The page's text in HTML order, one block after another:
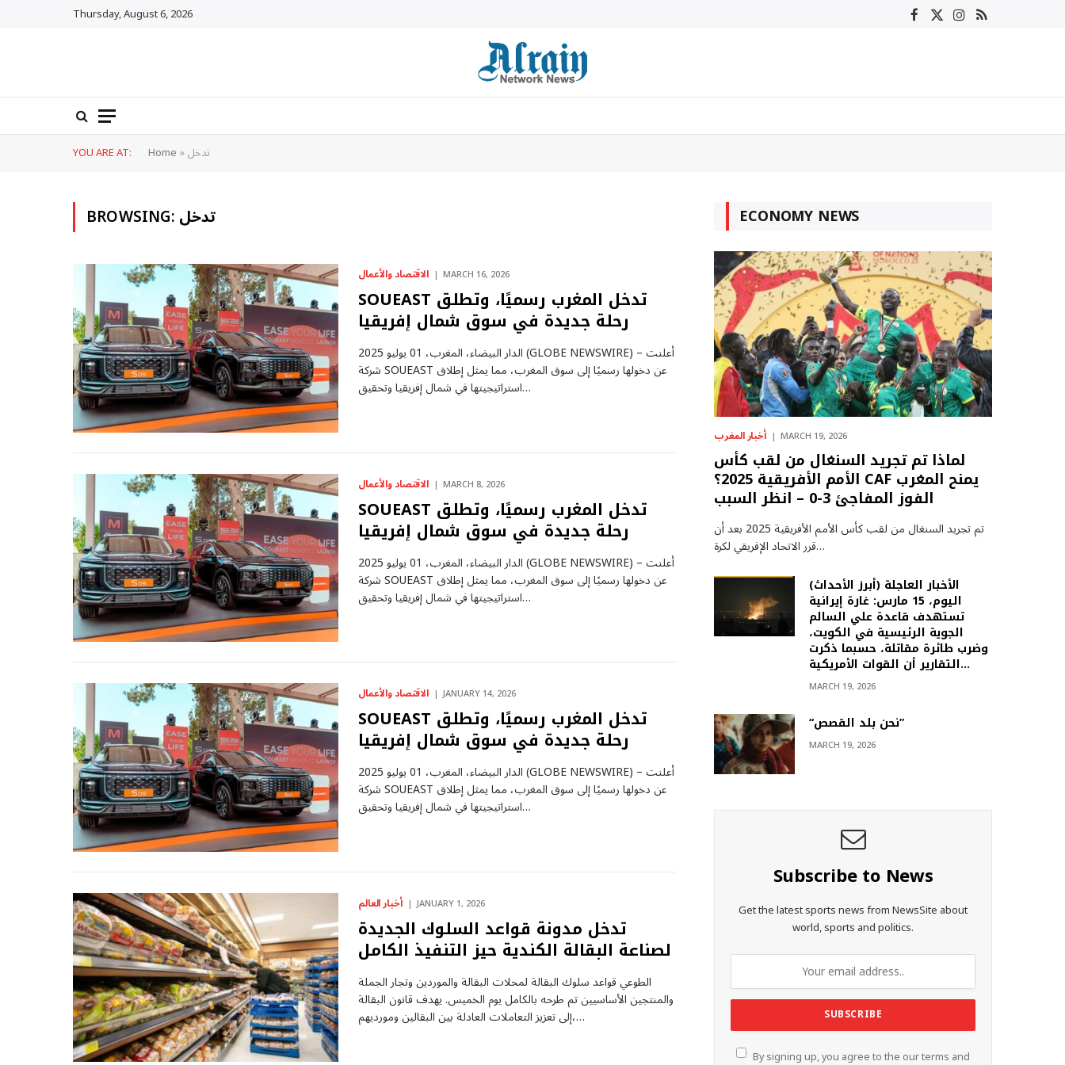
Thursday, August 6, 2026 Facebook
X Instagram
RSS
YOU ARE AT: Home»تدخل
BROWSING:تدخل
الاقتصاد والأعمال MARCH 16, 2026
SOUEAST تدخل المغرب رسميًا، وتطلق
رحلة جديدة في سوق شمال إفريقيا
الدار البيضاء، المغرب، 01 يوليو 2025 (GLOBE NEWSWIRE) – أعلنت
شركة SOUEAST عن دخولها رسميًا إلى سوق المغرب، مما يمثل إطلاق
استراتيجيتها في شمال إفريقيا وتحقيق…
الاقتصاد والأعمال MARCH 8, 2026
SOUEAST تدخل المغرب رسميًا، وتطلق
رحلة جديدة في سوق شمال إفريقيا
الدار البيضاء، المغرب، 01 يوليو 2025 (GLOBE NEWSWIRE) – أعلنت
شركة SOUEAST عن دخولها رسميًا إلى سوق المغرب، مما يمثل إطلاق
استراتيجيتها في شمال إفريقيا وتحقيق…
الاقتصاد والأعمال JANUARY 14, 2026
SOUEAST تدخل المغرب رسميًا، وتطلق
رحلة جديدة في سوق شمال إفريقيا
الدار البيضاء، المغرب، 01 يوليو 2025 (GLOBE NEWSWIRE) – أعلنت
شركة SOUEAST عن دخولها رسميًا إلى سوق المغرب، مما يمثل إطلاق
استراتيجيتها في شمال إفريقيا وتحقيق…
أخبار العالم JANUARY 1, 2026
تدخل مدونة قواعد السلوك الجديدة
لصناعة البقالة الكندية حيز التنفيذ الكامل
الطوعي قواعد سلوك البقالة لمحلات البقالة والموردين وتجار الجملة
والمنتجين الأساسيين تم طرحه بالكامل يوم الخميس. يهدف قانون البقالة
إلى تعزيز التعاملات العادلة بين البقالين ومورديهم،…
ECONOMY NEWS
أخبار المغرب MARCH 19, 2026
لماذا تم تجريد السنغال من لقب كأس
الأمم الأفريقية 2025؟ CAF يمنح المغرب
الفوز المفاجئ 3-0 – انظر السبب
تم تجريد السنغال من لقب كأس الأمم الأفريقية 2025 بعد أن
قرر الاتحاد الإفريقي لكرة…
(أبرز الأحداث) الأخبار العاجلة
اليوم، 15 مارس: غارة إيرانية
تستهدف قاعدة علي السالم
الجوية الرئيسية في الكويت،
وضرب طائرة مقاتلة، حسبما ذكرت
التقارير أن القوات الأمريكية…
MARCH 19, 2026
“نحن بلد القصص”
MARCH 19, 2026
Subscribe to News
Get the latest sports news from NewsSite about
world, sports and politics.
By signing up, you agree to the our terms and